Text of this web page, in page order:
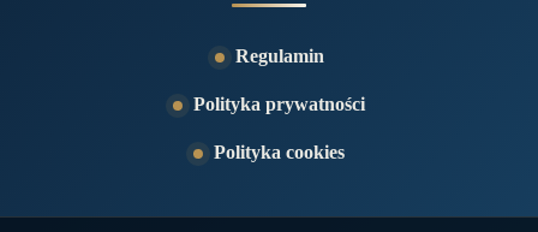
Regulamin
Polityka prywatności
Polityka cookies